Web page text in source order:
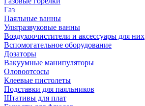
Газ
Паяльные ванны
Ультразвуковые ванны
Воздухоочистители и аксессуары для них
Вспомогательное оборудование
Дозаторы
Вакуумные манипуляторы
Оловоотсосы
Клеевые пистолеты
Подставки для паяльников
Штативы для плат